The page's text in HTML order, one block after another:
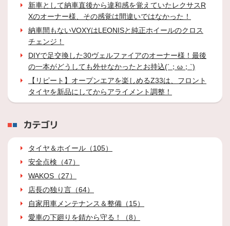
新車として納車直後から違和感を覚えていたレクサスR
Xのオーナー様、その感覚は間違いではなかった！
納車間もないVOXYはLEONISと純正ホイールのクロス
チェンジ！
DIYで足交換した30ヴェルファイアのオーナー様！最後
の一本がどうしても外せなかったとお持込(´；ω；`)
【リピート】オープンエアを楽しめるZ33は、フロント
タイヤを新品にしてからアライメント調整！
カテゴリ
タイヤ＆ホイール（105）
安全点検（47）
WAKOS（27）
店長の独り言（64）
自家用車メンテナンス＆整備（15）
愛車の下廻りを錆から守る！（8）